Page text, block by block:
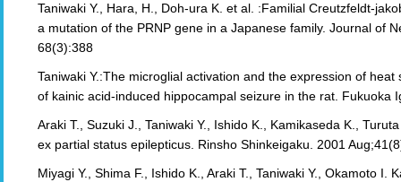
Taniwaki Y., Hara, H., Doh-ura K. et al. :Familial Creutzfeldt-
a mutation of the PRNP gene in a Japanese family. Journal of
68(3):388
Taniwaki Y.:The microglial activation and the expression of
of kainic acid-induced hippocampal seizure in the rat. Fukuoka
Araki T., Suzuki J., Taniwaki Y., Ishido K., Kamikaseda K.,
ex partial status epilepticus. Rinsho Shinkeigaku. 2001
Miyagi Y., Shima F., Ishido K., Araki T., Taniwaki Y., Okamoto